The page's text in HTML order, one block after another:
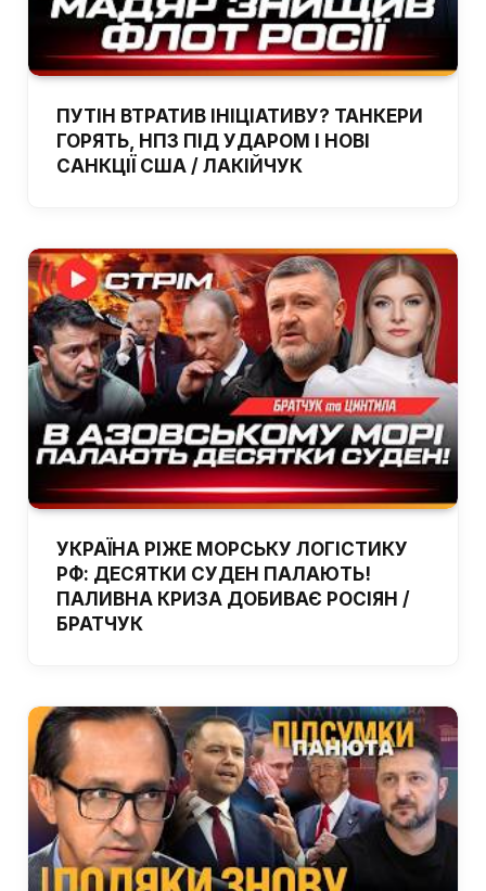
ПУТІН ВТРАТИВ ІНІЦІАТИВУ? ТАНКЕРИ
ГОРЯТЬ, НПЗ ПІД УДАРОМ І НОВІ
САНКЦІЇ США / ЛАКІЙЧУК
УКРАЇНА РІЖЕ МОРСЬКУ ЛОГІСТИКУ
РФ: ДЕСЯТКИ СУДЕН ПАЛАЮТЬ!
ПАЛИВНА КРИЗА ДОБИВАЄ РОСІЯН /
БРАТЧУК